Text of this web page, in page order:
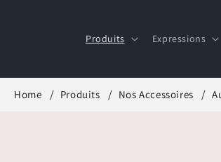
Produits Expressions
Home Produits Nos Accessoires